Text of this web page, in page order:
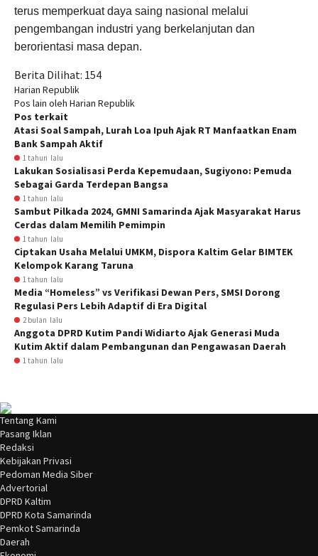
terus memperkuat daya saing nasional melalui
pengembangan industri yang berkelanjutan dan
berorientasi masa depan.
Berita Dilihat: 154
Harian Republik
Pos lain oleh Harian Republik
Pos terkait
Atasi Soal Sampah, Lurah Loa Ipuh Ajak RT Manfaatkan Enam
Bank Sampah Aktif
1 tahun lalu
Lakukan Sosialisasi Perda Kepemudaan, Sugiyono: Pemuda
Sebagai Garda Terdepan Bangsa
1 tahun lalu
Sambut Pilkada 2024, GMNI Samarinda Ajak Masyarakat Harus
Cerdas dalam Memilih Pemimpin
1 tahun lalu
Ciptakan Usaha Melalui UMKM, Dispora Kaltim Gelar BIMTEK
Kelompok Karang Taruna
1 tahun lalu
Media “Homeless” vs Verifikasi Dewan Pers, SMSI Dorong
Regulasi Pers Lebih Adaptif di Era Digital
2 bulan lalu
Anggota DPRD Kutim Pandi Widiarto Ajak Generasi Muda
Kutim Aktif dalam Pembangunan dan Pengawasan Daerah
1 tahun lalu
Tentang Kami
Pasang Iklan
Redaksi
Kebijakan Privasi
Pedoman Media Siber
Advertorial
DPRD Kaltim
DPRD Kota Samarinda
Pemkot Samarinda
Daerah